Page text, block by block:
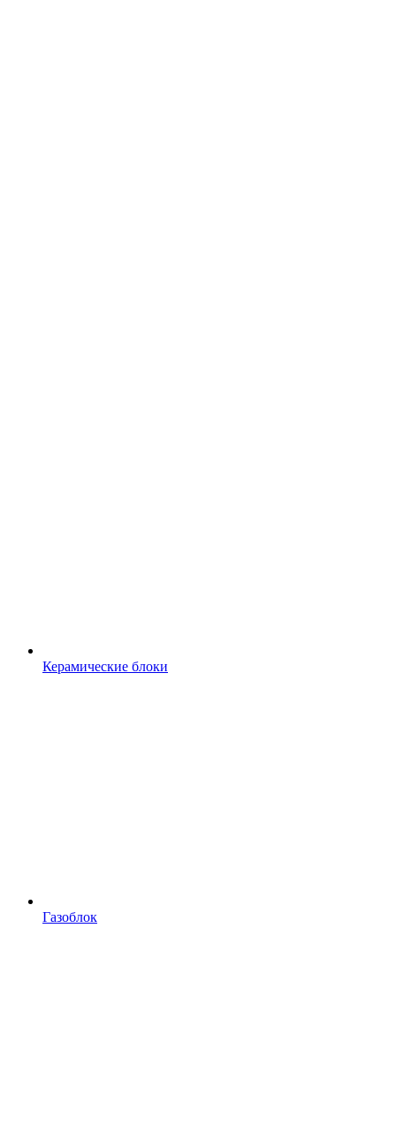
Керамические блоки
Газоблок